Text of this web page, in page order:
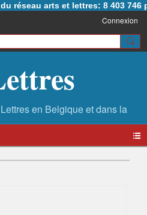
réseau arts et lettres: 8 403 746
Connexion